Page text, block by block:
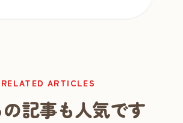
RELATED ARTICLES
記事も人気です